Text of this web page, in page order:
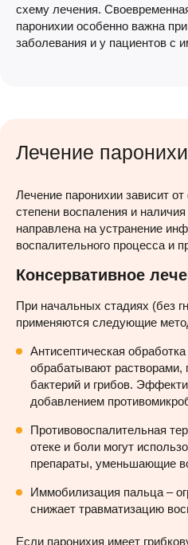
схему лечения.
паронихии особенно важна
заболевания и у пациентов с
Лечение
Лечение паронихии зависит
степени воспаления и
направлена на устранение
воспалительного процесса и
Консервативное
При начальных стадиях (без
применяются следующие
Антисептическая
обрабатывают
бактерий и грибов.
добавлением
Противовоспалительная
отеке и боли могут
препараты, уменьшающие
Иммобилизация пальца –
снижает травматизацию
Если паронихия имеет